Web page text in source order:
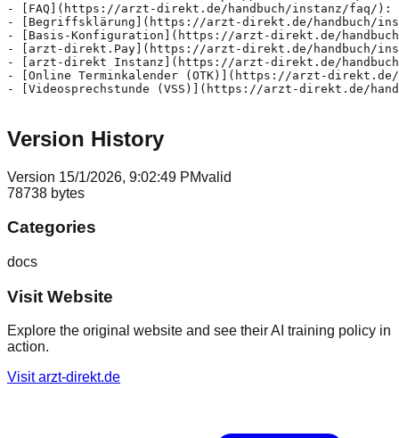
Version History
Version 15/1/2026, 9:02:49 PMvalid
78738 bytes
Categories
docs
Visit Website
Explore the original website and see their AI training policy in
action.
Visitarzt-direkt.de